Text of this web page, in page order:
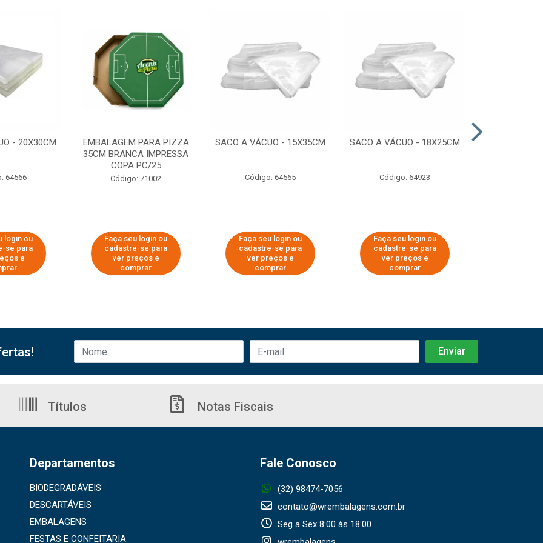
- 20X30CM
64566
login ou
se para
e
EMBALAGEM PARA PIZZA
35CM BRANCA IMPRESSA
COPA PC/25
Código: 71002
Faça seu login ou
cadastre-se para
ver preços e
comprar
SACO A VÁCUO - 15X35CM
Código: 64565
Faça seu login ou
cadastre-se para
ver preços e
comprar
SACO A VÁCUO - 18X25CM
Código: 64923
Faça seu login ou
cadastre-se para
ver preços e
comprar
Títulos Notas Fiscais
Departamentos
BIODEGRADÁVEIS
DESCARTÁVEIS
EMBALAGENS
FESTAS E CONFEITARIA
Fale Conosco
(32) 98474-7056
contato@wrembalagens.com.br
Seg a Sex 8:00 às 18:00